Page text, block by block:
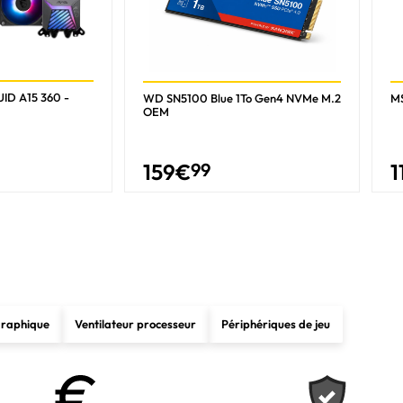
A15 360 -
WD SN5100 Blue 1To Gen4 NVMe M.2
OEM
159€99
Ventilateur processeur Périphériques de jeu